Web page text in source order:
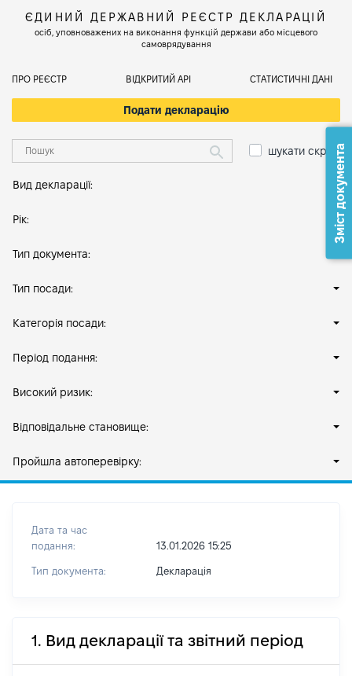
ЄДИНИЙ ДЕРЖАВНИЙ РЕЄСТР ДЕКЛАРАЦІЙ
осіб, уповноважених на виконання функцій держави або місцевого
самоврядування
ПРО РЕЄСТР ВІДКРИТИЙ АРІ СТАТИСТИЧНІ ДАНІ
Подати декларацію
шукати скрізь
Вид декларації:
Рік:
Тип документа:
Тип посади:
Категорія посади:
Період подання:
Високий ризик:
Відповідальне становище:
Пройшла автоперевірку:
Дата та час
подання:
13.01.2026 15:25
Тип документа: Декларація
1. Вид декларації та звітний період
Зміст документа